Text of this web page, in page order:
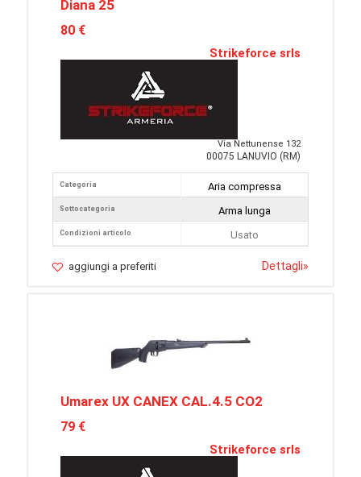
Diana 25
80 €
Strikeforce srls
Via Nettunense 132
00075 LANUVIO (RM)
Categoria
Sottocategoria
Condizioni articolo
Aria compressa
Arma lunga
Usato
aggiungi a preferiti Dettagli»
Umarex UX CANEX CAL.4.5 CO2
79 €
Strikeforce srls